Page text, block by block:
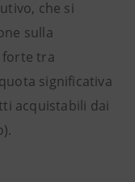
che si
sulla
tra
significativa
acquistabili dai